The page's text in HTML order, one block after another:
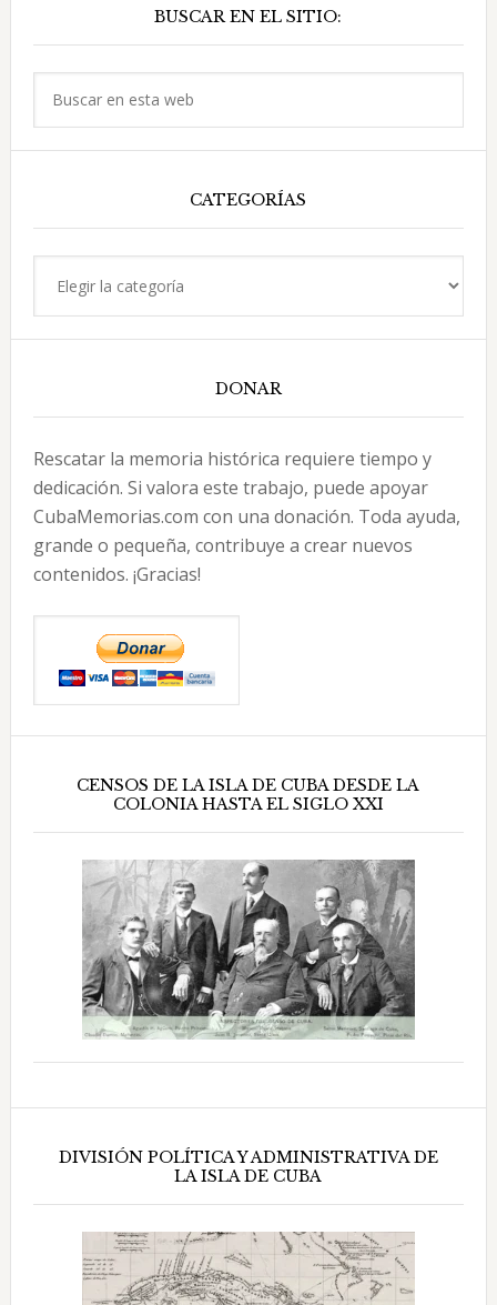
principal
BUSCAR EN EL SITIO:
CATEGORÍAS
DONAR
Rescatar la memoria histórica requiere tiempo y
dedicación. Si valora este trabajo, puede apoyar
CubaMemorias.com con una donación. Toda ayuda,
grande o pequeña, contribuye a crear nuevos
contenidos. ¡Gracias!
CENSOS DE LA ISLA DE CUBA DESDE LA
COLONIA HASTA EL SIGLO XXI
DIVISIÓN POLÍTICA Y ADMINISTRATIVA DE
LA ISLA DE CUBA